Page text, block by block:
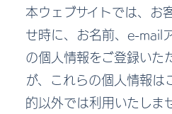
本ウェブサイトでは、お
せ時に、お名前、e-mail
の個人情報をご登録いた
が、これらの個人情報は
的以外では利用いたしま